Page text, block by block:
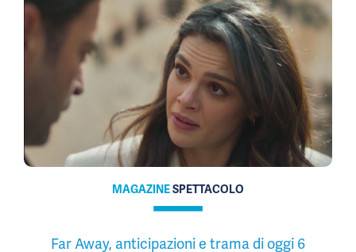
MAGAZINESPETTACOLO
Far Away, anticipazioni e trama di oggi 6